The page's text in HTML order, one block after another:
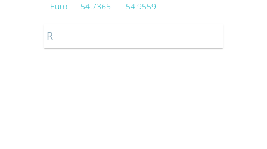
Euro
54.7365 54.9559
R